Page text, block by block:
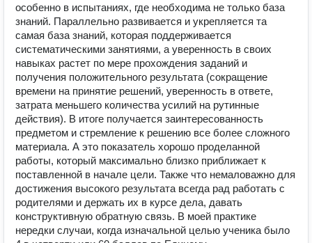
особенно в испытаниях, где необходима не только база
знаний. Параллельно развивается и укрепляется та
самая база знаний, которая поддерживается
систематическими занятиями, а уверенность в своих
навыках растет по мере прохождения заданий и
получения положительного результата (сокращение
времени на принятие решений, уверенность в ответе,
затрата меньшего количества усилий на рутинные
действия). В итоге получается заинтересованность
предметом и стремление к решению все более сложного
материала. А это показатель хорошо проделанной
работы, который максимально близко приближает к
поставленной в начале цели. Также что немаловажно для
достижения высокого результата всегда рад работать с
родителями и держать их в курсе дела, давать
конструктивную обратную связь. В моей практике
нередки случаи, когда изначальной целью ученика было